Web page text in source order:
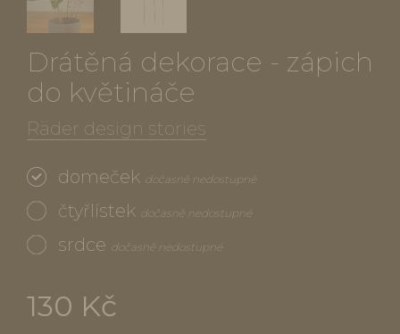
Drátěná dekorace - zápich
do květináče
Räder design stories
domeček dočasně nedostupné
čtyřlístek dočasně nedostupné
srdce dočasně nedostupné
130 Kč